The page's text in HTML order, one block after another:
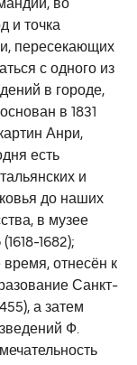
во
и точка
пересекающих
с одного из
в городе,
в 1831
Анри,
есть
и
до наших
в музее
1682);
отнесён к
Санкт-
а затем
Ф.